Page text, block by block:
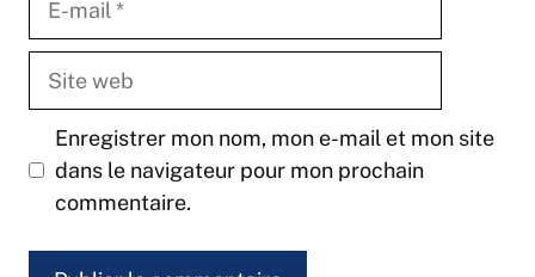
Enregistrer mon nom, mon e-mail et mon site
dans le navigateur pour mon prochain
commentaire.